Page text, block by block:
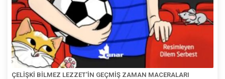
ÇELİŞKİ BİLMEZ LEZZET'İN GEÇMİŞ ZAMAN MACERALARI